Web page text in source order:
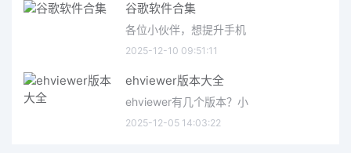
谷歌软件合集
各位小伙伴，想提升手机
2025-12-10 09:51:11
ehviewer版本大全
ehviewer有几个版本？小
2025-12-05 14:03:22